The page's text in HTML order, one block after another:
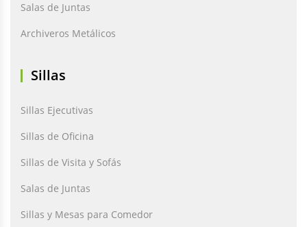
Salas de Juntas
Archiveros Metálicos
Sillas
Sillas Ejecutivas
Sillas de Oficina
Sillas de Visita y Sofás
Salas de Juntas
Sillas y Mesas para Comedor